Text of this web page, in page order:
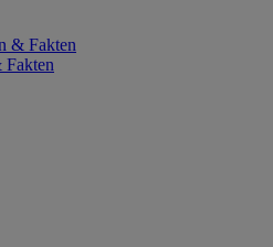
& Fakten
Fakten